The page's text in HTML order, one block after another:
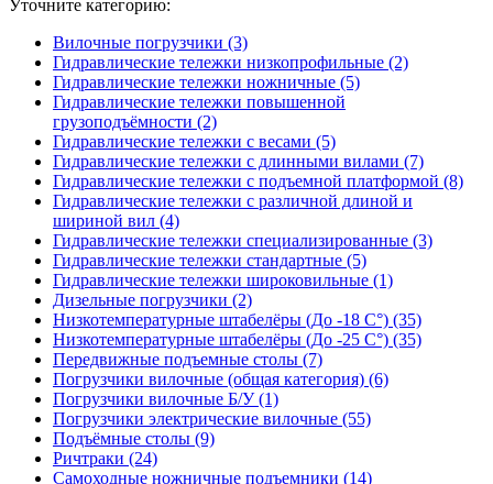
Уточните категорию:
Вилочные погрузчики (3)
Гидравлические тележки низкопрофильные (2)
Гидравлические тележки ножничные (5)
Гидравлические тележки повышенной
грузоподъёмности (2)
Гидравлические тележки с весами (5)
Гидравлические тележки с длинными вилами (7)
Гидравлические тележки с подъемной платформой (8)
Гидравлические тележки с различной длиной и
шириной вил (4)
Гидравлические тележки специализированные (3)
Гидравлические тележки стандартные (5)
Гидравлические тележки широковильные (1)
Дизельные погрузчики (2)
Низкотемпературные штабелёры (До -18 C°) (35)
Низкотемпературные штабелёры (До -25 C°) (35)
Передвижные подъемные столы (7)
Погрузчики вилочные (общая категория) (6)
Погрузчики вилочные Б/У (1)
Погрузчики электрические вилочные (55)
Подъёмные столы (9)
Ричтраки (24)
Самоходные ножничные подъемники (14)